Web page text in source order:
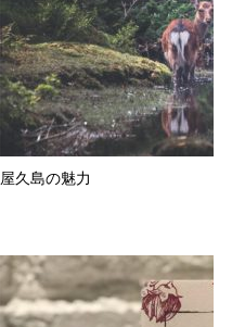
屋久島の魅力